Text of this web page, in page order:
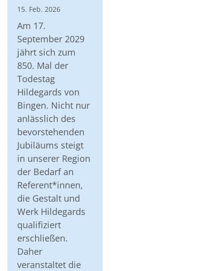
15. Feb. 2026
Am 17.
September 2029
jährt sich zum
850. Mal der
Todestag
Hildegards von
Bingen. Nicht nur
anlässlich des
bevorstehenden
Jubiläums steigt
in unserer Region
der Bedarf an
Referent*innen,
die Gestalt und
Werk Hildegards
qualifiziert
erschließen.
Daher
veranstaltet die